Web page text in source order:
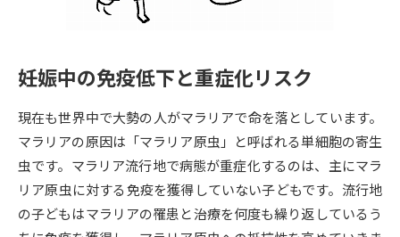
留学・進学関連、塾・予備校
大学入学共通テスト「受験案
配慮案内」の請求
高等学校卒業程度認定試験
幼稚園教員資格認定試験 小学校教員資格認定試験
試験
妊娠中の免疫低下と重症化リスク
現在も世界中で大勢の人がマラリアで命を落としています。
マラリアの原因は「マラリア原虫」と呼ばれる単細胞の寄生
虫です。マラリア流行地で病態が重症化するのは、主にマラ
リア原虫に対する免疫を獲得していない子どもです。流行地
の子どもはマラリアの罹患と治療を何度も繰り返しているう